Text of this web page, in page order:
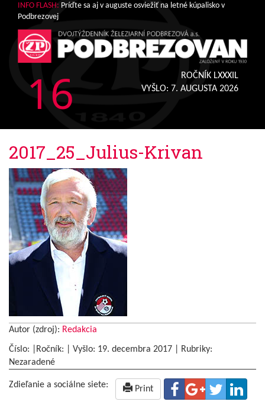
INFO FLASH: Príďte sa aj v auguste osviežiť na letné kúpalisko v
Podbrezovej
16
ROČNÍK LXXXIL
VYŠLO: 7. AUGUSTA 2026
2017_25_Julius-Krivan
Autor (zdroj): Redakcia
Číslo: |Ročník: | Vyšlo: 19. decembra 2017
Rubriky:
Nezaradené
Zdieľanie a sociálne siete: Print